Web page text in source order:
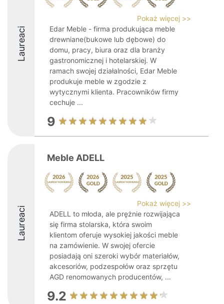
Laureaci
Pokaż więcej >>
Edar Meble - firma produkująca meble
drewniane(bukowe lub dębowe) do
domu, pracy, biura oraz dla branży
gastronomicznej i hotelarskiej. W
ramach swojej działalności, Edar Meble
produkuje meble w zgodzie z
wytycznymi klienta. Pracowników firmy
cechuje ...
9
Laureaci
Meble ADELL
Pokaż więcej >>
ADELL to młoda, ale prężnie rozwijająca
się firma stolarska, która swoim
klientom oferuje wysokiej jakości meble
na zamówienie. W swojej ofercie
posiadają oni szeroki wybór materiałów,
akcesoriów, podzespołów oraz sprzętu
AGD renomowanych producentów, ...
9.2